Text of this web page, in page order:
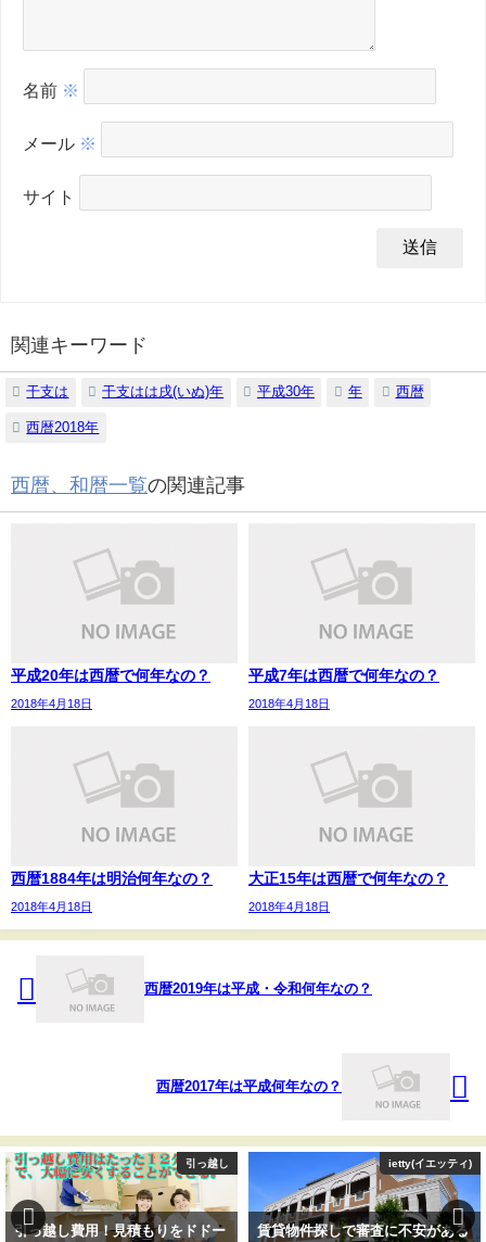
名前 ※
メール ※
サイト
関連キーワード
干支は 干支はは戌(いぬ)年 平成30年 年 西暦
西暦2018年
西暦、和暦一覧の関連記事
平成20年は西暦で何年なの？
2018年4月18日
平成7年は西暦で何年なの？
2018年4月18日
西暦1884年は明治何年なの？
2018年4月18日
大正15年は西暦で何年なの？
2018年4月18日
西暦2019年は平成・令和何年なの？
西暦2017年は平成何年なの？
引っ越し
引っ越し費用！見積もりをドドー
ietty(イエッティ)
賃貸物件探しで審査に不安がある